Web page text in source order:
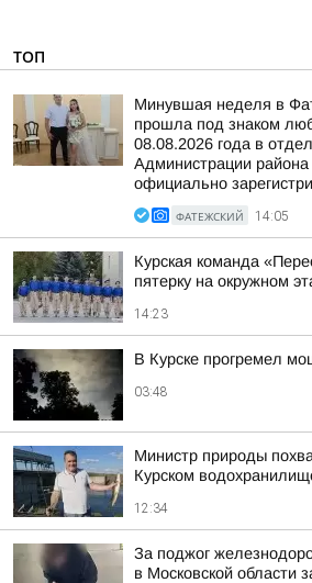
ТОП
Минувшая неделя в
прошла под знаком
08.08.2026 года в
Администрации
официально
ФАТЕЖСКИЙ 14:05
Курская команда
пятерку на окружном
14:23
В Курске прогремел
03:48
Министр природы
Курском
12:34
За поджог
в Московской области